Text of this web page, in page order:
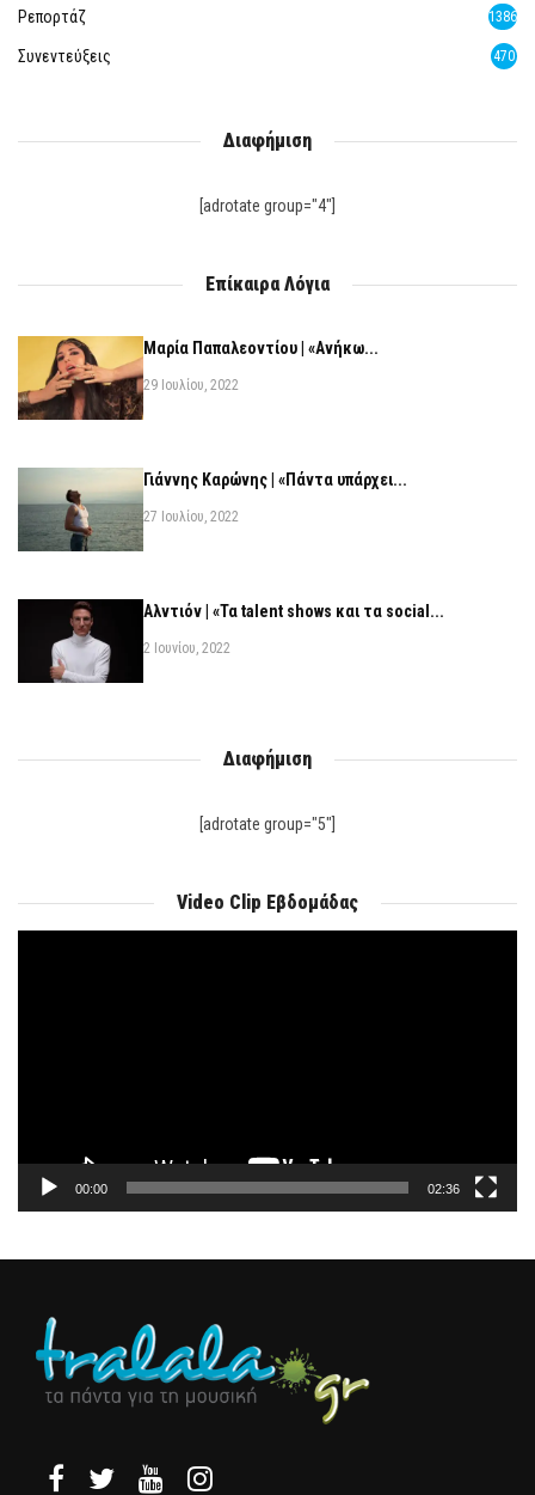
Ρεπορτάζ 1386
Συνεντεύξεις 470
Διαφήμιση
[adrotate group="4"]
Επίκαιρα Λόγια
Μαρία Παπαλεοντίου | «Ανήκω...
29 Ιουλίου, 2022
Γιάννης Καρώνης | «Πάντα υπάρχει...
27 Ιουλίου, 2022
Αλντιόν | «Τα talent shows και τα social...
2 Ιουνίου, 2022
Διαφήμιση
[adrotate group="5"]
Video Clip Εβδομάδας
00:00 02:36